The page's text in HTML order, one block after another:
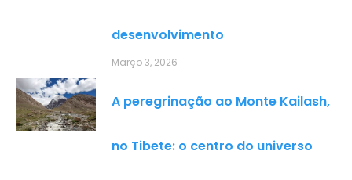
desenvolvimento
Março 3, 2026
A peregrinação ao Monte Kailash,
no Tibete: o centro do universo